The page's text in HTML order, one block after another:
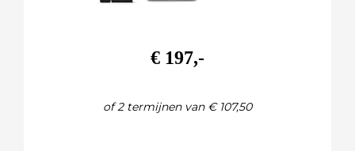
€ 197,-
of 2 termijnen van € 107,50